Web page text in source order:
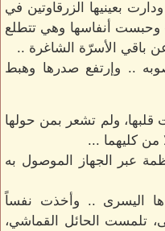
بعينيها الزرقاوتين في
وحبست أنفاسها وهي تتطلع
باقي الأسرّة الشاغرة ..
.. وإرتفع صدرها وهبط
قلبها، ولم تشعر بمن حولها
من كليهما ...
عبر الجهاز الموصول به
اليسرى .. وأخذت نفساً
تلمست الحائل القماشي،